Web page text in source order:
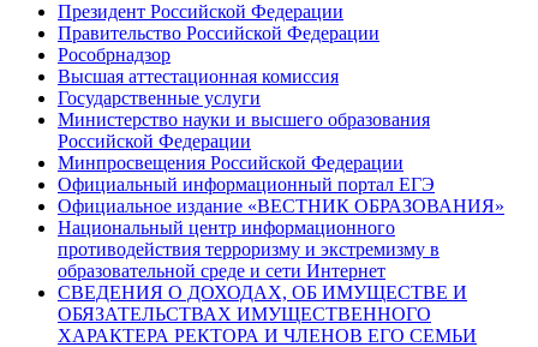
Президент Российской Федерации
Правительство Российской Федерации
Рособрнадзор
Высшая аттестационная комиссия
Государственные услуги
Министерство науки и высшего образования
Российской Федерации
Минпросвещения Российской Федерации
Официальный информационный портал ЕГЭ
Официальное издание «ВЕСТНИК ОБРАЗОВАНИЯ»
Национальный центр информационного
противодействия терроризму и экстремизму в
образовательной среде и сети Интернет
СВЕДЕНИЯ О ДОХОДАХ, ОБ ИМУЩЕСТВЕ И
ОБЯЗАТЕЛЬСТВАХ ИМУЩЕСТВЕННОГО
ХАРАКТЕРА РЕКТОРА И ЧЛЕНОВ ЕГО СЕМЬИ